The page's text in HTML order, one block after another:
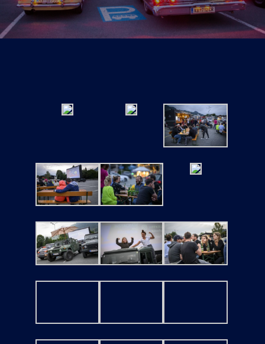
Tickets
Kurier Romy 2026